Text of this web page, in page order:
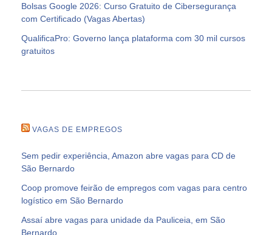
Bolsas Google 2026: Curso Gratuito de Cibersegurança
com Certificado (Vagas Abertas)
QualificaPro: Governo lança plataforma com 30 mil cursos
gratuitos
VAGAS DE EMPREGOS
Sem pedir experiência, Amazon abre vagas para CD de
São Bernardo
Coop promove feirão de empregos com vagas para centro
logístico em São Bernardo
Assaí abre vagas para unidade da Pauliceia, em São
Bernardo